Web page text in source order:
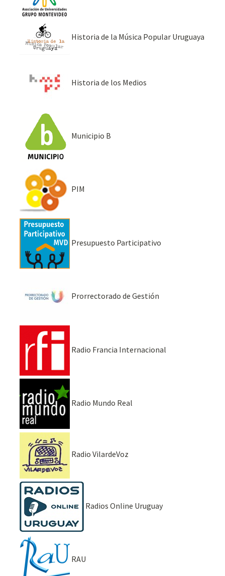
Historia de la Música Popular Uruguaya
Historia de los Medios
Municipio B
PIM
Presupuesto Participativo
Prorrectorado de Gestión
Radio Francia Internacional
Radio Mundo Real
Radio VilardeVoz
Radios Online Uruguay
RAU